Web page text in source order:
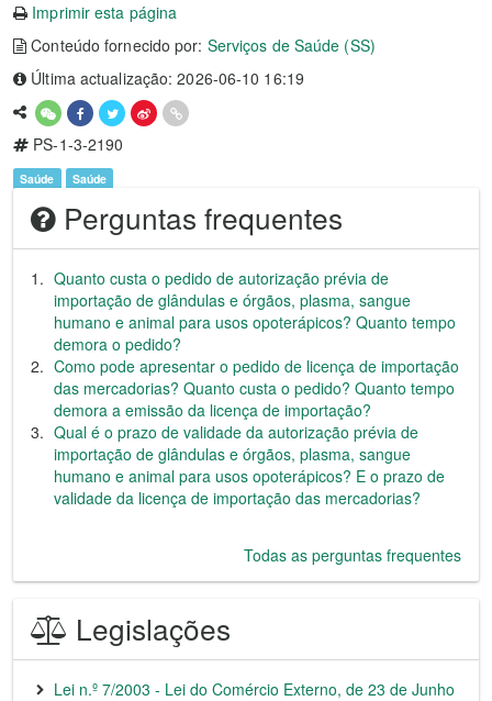
Imprimir esta página
Conteúdo fornecido por: Serviços de Saúde (SS)
Última actualização: 2026-06-10 16:19
PS-1-3-2190
Saúde Saúde
Perguntas frequentes
Quanto custa o pedido de autorização prévia de
importação de glândulas e órgãos, plasma, sangue
humano e animal para usos opoterápicos? Quanto tempo
demora o pedido?
Como pode apresentar o pedido de licença de importação
das mercadorias? Quanto custa o pedido? Quanto tempo
demora a emissão da licença de importação?
Qual é o prazo de validade da autorização prévia de
importação de glândulas e órgãos, plasma, sangue
humano e animal para usos opoterápicos? E o prazo de
validade da licença de importação das mercadorias?
Todas as perguntas frequentes
Legislações
Lei n.º 7/2003 - Lei do Comércio Externo, de 23 de Junho